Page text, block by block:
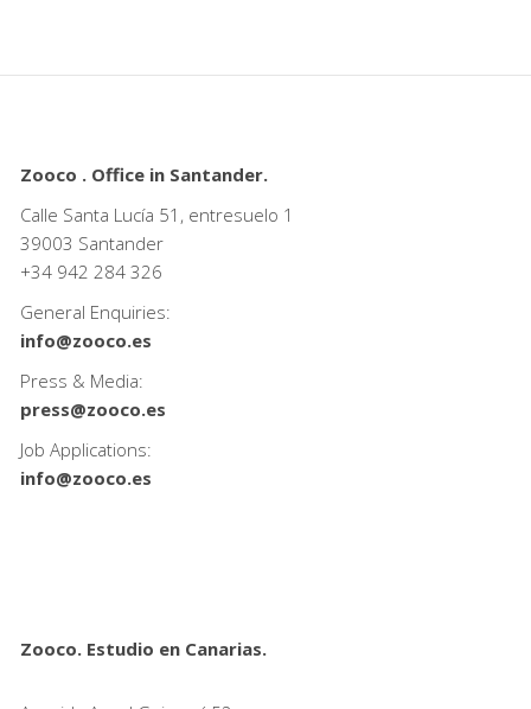
Zooco . Office in Santander.
Calle Santa Lucía 51, entresuelo 1
39003 Santander
+34 942 284 326
General Enquiries:
info@zooco.es
Press & Media:
press@zooco.es
Job Applications:
info@zooco.es
Zooco. Estudio en Canarias.